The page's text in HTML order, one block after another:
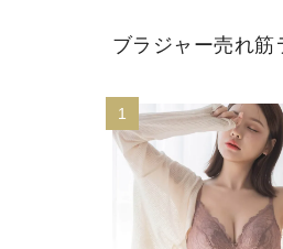
ブラジャー売れ筋
1